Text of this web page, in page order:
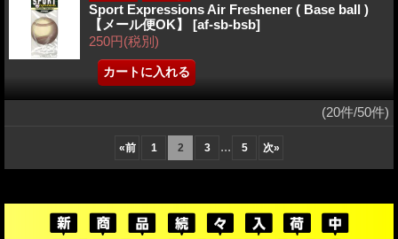
Sport Expressions Air Freshener ( Base ball )
【メール便OK】 [af-sb-bsb]
250円(税別)
(20件/50件)
«前 1 2 3 ... 5 次»